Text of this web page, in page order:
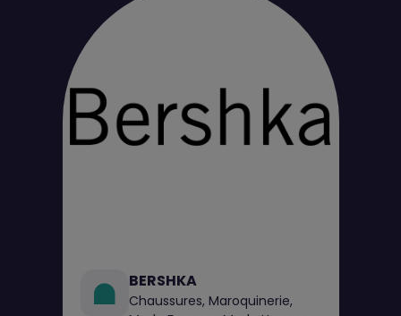
BERSHKA
Chaussures, Maroquinerie,